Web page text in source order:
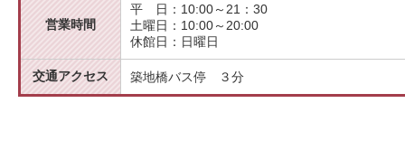
営業時間
平 日：10:00～21：30
土曜日：10:00～20:00
休館日：日曜日
交通アクセス 築地橋バス停 ３分